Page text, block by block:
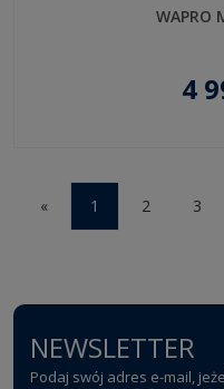
WAPRO
4
« 1 2 3
NEWSLETTER
Podaj swój adres e-mail,